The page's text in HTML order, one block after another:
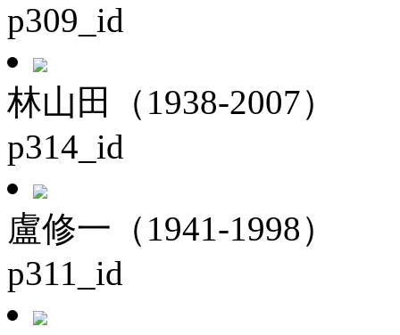
p309_id
林山田（1938-2007）
p314_id
盧修一（1941-1998）
p311_id